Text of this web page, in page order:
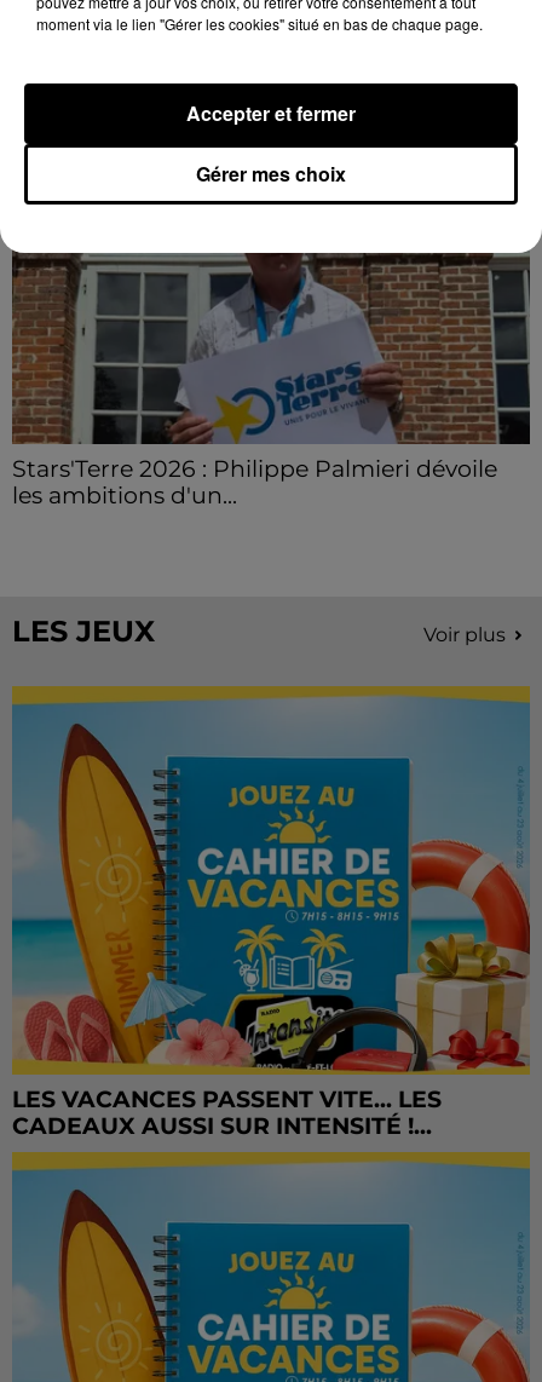
hauteur de Sainville en direction d'Orléans.
LE GRAND FORMAT
Stars'Terre 2026 : Philippe Palmieri dévoile
les ambitions d'un...
LES JEUX Voir plus
LES VACANCES PASSENT VITE... LES
CADEAUX AUSSI SUR INTENSITÉ !...
moment via le lien "Gérer les cookies" situé en bas de chaque page.
Gérer mes choix
Accepter et fermer